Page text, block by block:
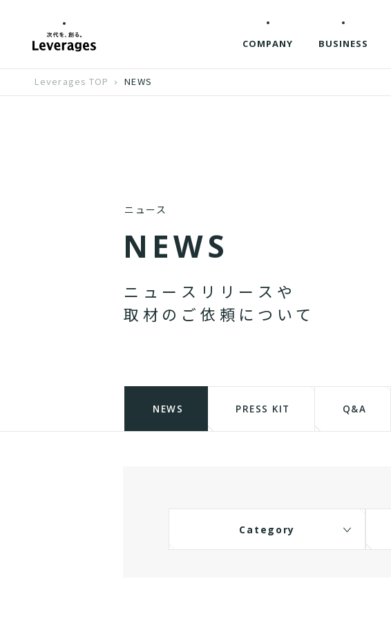
COMPANY BUSINESS
Leverages TOP NEWS
ニュース
N EWS
ニ ュ ー ス リ リ ー ス や
取 材 の ご 依 頼 に つ い て
NEWS PRESS KIT Q&A
Category